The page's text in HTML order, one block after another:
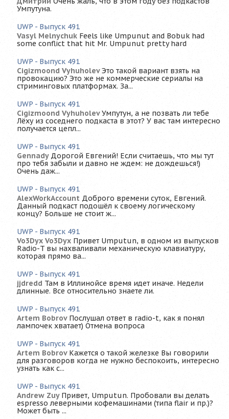
Умпутуна.
UWP - Выпуск 491
Vasyl Melnychuk Feels like Umpunut and Bobuk had
some conflict that hit Mr. Umpunut pretty hard
UWP - Выпуск 491
Cigizmoond Vyhuholev Это такой вариант взять на
провокацию? Это же не коммерческие сериалы на
стриминговых платформах. За...
UWP - Выпуск 491
Cigizmoond Vyhuholev Умпутун, а не позвать ли тебе
Лёху из соседнего подкаста в этот? У вас там интересно
получается цепл...
UWP - Выпуск 491
Gennady Дорогой Евгений! Если считаешь, что мы тут
про тебя забыли и давно не ждем: не дождешься!)
Очень даж...
UWP - Выпуск 491
AlexWorkAccount Доброго времени суток, Евгений.
Данный подкаст подошёл к своему логическому
концу? Больше не стоит ж...
UWP - Выпуск 491
Vo3Dyx Vo3Dyx Привет Umputun, в одном из выпусков
Radio-T вы нахваливали механическую клавиатуру,
которая прямо ва...
UWP - Выпуск 491
jjdredd Там в Иллинойсе время идет иначе. Недели
длинные. Все относительно знаете ли.
UWP - Выпуск 491
Artem Bobrov Послушал ответ в radio-t, как я понял
лампочек хватает) Отмена вопроса
UWP - Выпуск 491
Artem Bobrov Кажется о такой железке Вы говорили
для разговоров когда не нужно беспокоить, интересно
узнать как с...
UWP - Выпуск 491
Andrew Zuy Привет, Umputun. Пробовали вы делать
espresso леверными кофемашинами (типа flair и пр.)?
Может быть ...